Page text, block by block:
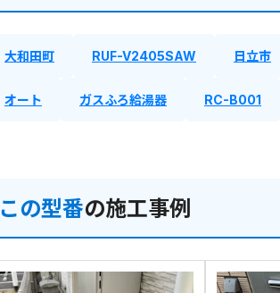
大和田町 RUF-V2405SAW 日立市
オート ガスふろ給湯器 RC-B001
この型番の施工事例